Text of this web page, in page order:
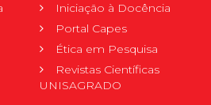
Iniciação à Docência
Portal Capes
Ética em Pesquisa
Revistas Científicas
UNISAGRADO